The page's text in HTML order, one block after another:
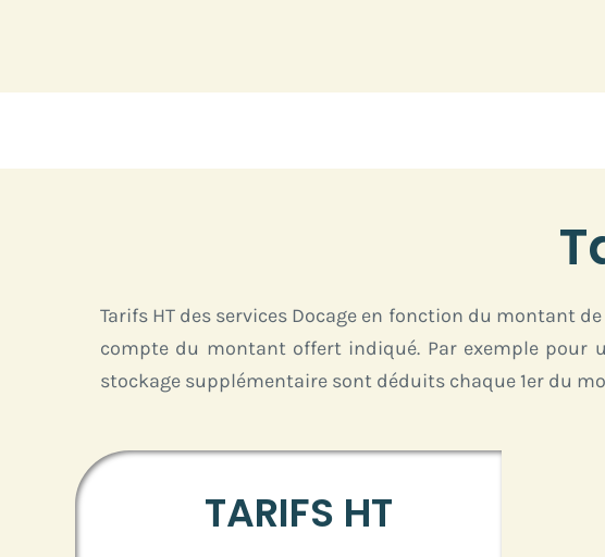
Tarifs HT des services Docage en fonction du montant
compte du montant offert indiqué. Par exemple pour
stockage supplémentaire sont déduits chaque 1er du
TARIFS HT